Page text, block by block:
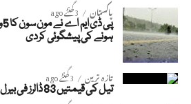
پاکستان 3 گھنٹے ago
ہونے کی پیشگوئی کردی
تازہ ترین 3 گھنٹے ago
تیل کی قیمتیں 83 ڈالرز فی بیرل سے تجاوز کر گئیں